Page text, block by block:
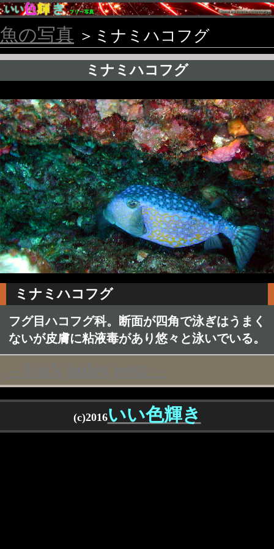
魚の写真 ＞ミナミハコフグ
ミナミハコフグ
ミナミハコフグ
フグ目ハコフグ科。断面が四角で泳ぎはうまく
ないが皮膚に粘液毒があり悠々と泳いでいる。
(c)2016いい色輝き